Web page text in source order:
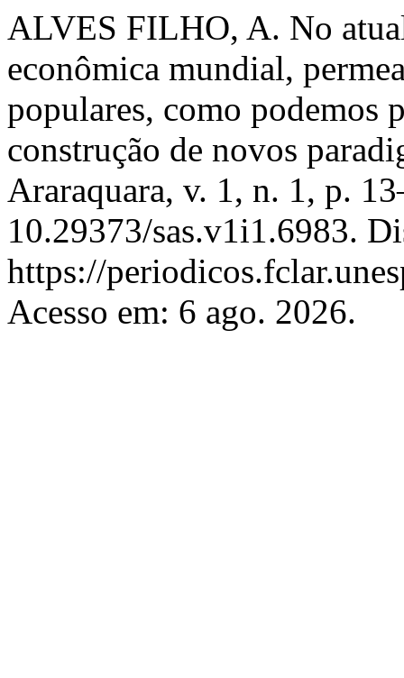
ALVES FILHO, A. No
econômica mundial,
populares, como podemos
construção de novos
Araraquara, v. 1, n. 1, p.
10.29373/sas.v1i1.6983.
https://
Acesso em: 6 ago. 2026.